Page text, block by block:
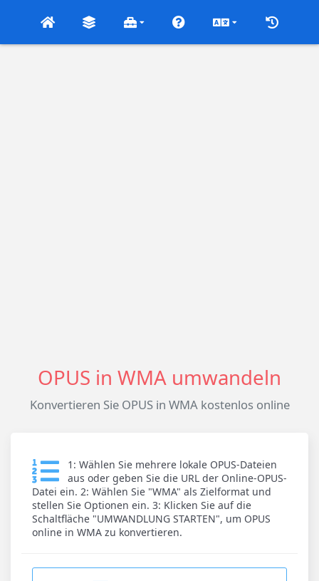
OPUS in WMA umwandeln
Konvertieren Sie OPUS in WMA kostenlos online
1: Wählen Sie mehrere lokale OPUS-Dateien
aus oder geben Sie die URL der Online-OPUS-
Datei ein. 2: Wählen Sie "WMA" als Zielformat und
stellen Sie Optionen ein. 3: Klicken Sie auf die
Schaltfläche "UMWANDLUNG STARTEN", um OPUS
online in WMA zu konvertieren.